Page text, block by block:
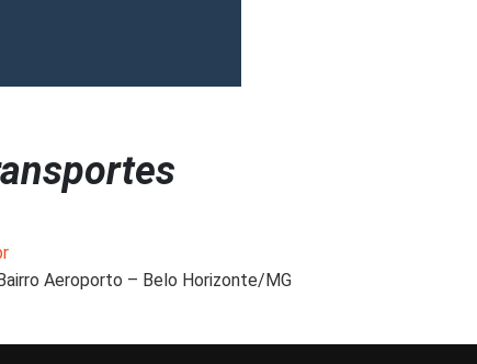
Aeroporto – Belo Horizonte/MG